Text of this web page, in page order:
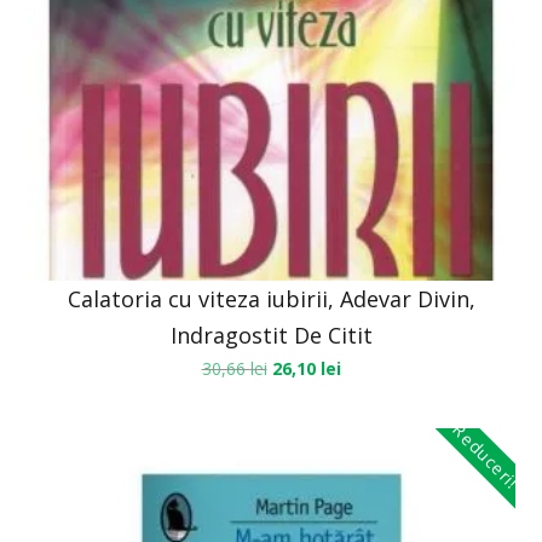
Calatoria cu viteza iubirii, Adevar Divin,
Indragostit De Citit
30,66lei 26,10 lei
Reduceri!